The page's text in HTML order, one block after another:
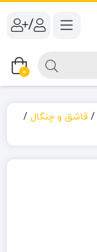
/
0
/ قاشق و چنگال /